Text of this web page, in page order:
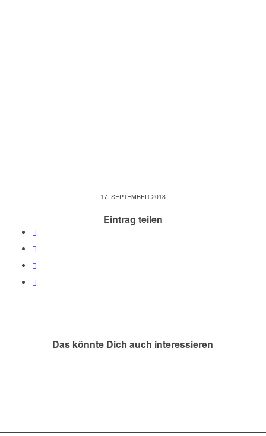
17. SEPTEMBER 2018
Eintrag teilen
Das könnte Dich auch interessieren